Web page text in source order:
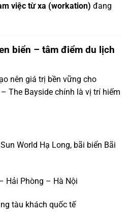
việc từ xa (workation) đang
biển – tâm điểm du lịch
nên giá trị bền vững cho
The Bayside chính là vị trí hiếm
World Hạ Long, bãi biển Bãi
Hải Phòng – Hà Nội
tàu khách quốc tế